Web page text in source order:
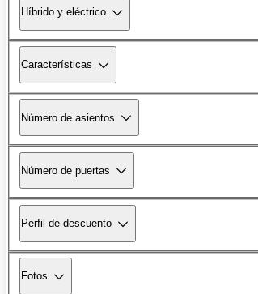
Híbrido y eléctrico
Características
Número de asientos
Número de puertas
Perfil de descuento
Fotos